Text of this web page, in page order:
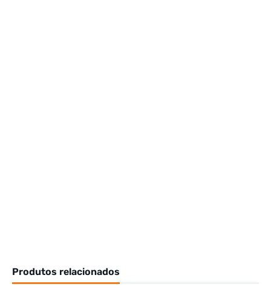
Produtos relacionados